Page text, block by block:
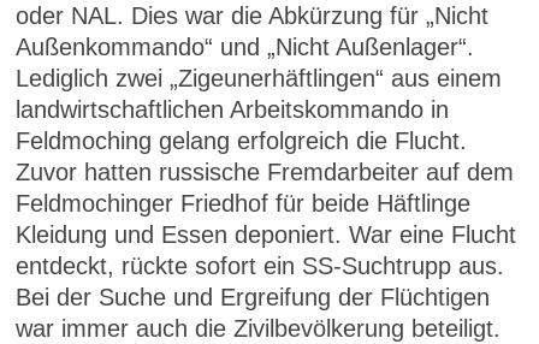
oder NAL. Dies war die Abkürzung für „Nicht
Außenkommando“ und „Nicht Außenlager“.
Lediglich zwei „Zigeunerhäftlingen“ aus einem
landwirtschaftlichen Arbeitskommando in
Feldmoching gelang erfolgreich die Flucht.
Zuvor hatten russische Fremdarbeiter auf dem
Feldmochinger Friedhof für beide Häftlinge
Kleidung und Essen deponiert. War eine Flucht
entdeckt, rückte sofort ein SS-Suchtrupp aus.
Bei der Suche und Ergreifung der Flüchtigen
war immer auch die Zivilbevölkerung beteiligt.